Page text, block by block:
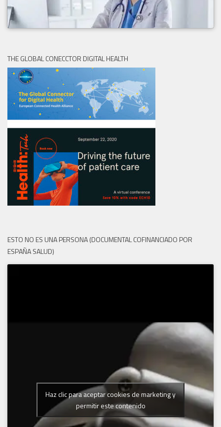
THE GLOBAL CONECCTOR DIGITAL HEALTH
ESTO NO ES UNA PERSONA (DOCUMENTAL COFINANCIADO POR
ESPAÑA SALUD)
Haz clic para aceptar cookies de marketing y
permitir este contenido